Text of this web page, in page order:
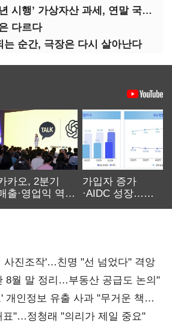
[디지털애셋]‘내년 시행’ 가상자산 과세, 연말 국회 문턱 넘을까
다르다
는 순간, 극장은 다시 살아난다
카오, 2분기
출·영업익 역대
가입자 증가
·AIDC 성장…
사진조작'…친명 "선 넘었다" 격앙
8월 말 정리…부동산 공급도 논의"
개인정보 유출 사과 "무거운 책임
표"…정청래 "의리가 제일 중요"